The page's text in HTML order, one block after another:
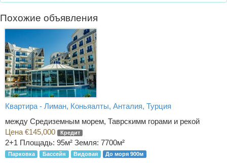
Похожие объявления
Квартира - Лиман, Коньяалты, Анталия, Турция
между Средиземным морем, Таврскимм горами и рекой
Цена €145,000
Кредит
2+1 Площадь: 95м² Земля: 7700м²
Парковка Бассейн Видовая До моря 900м